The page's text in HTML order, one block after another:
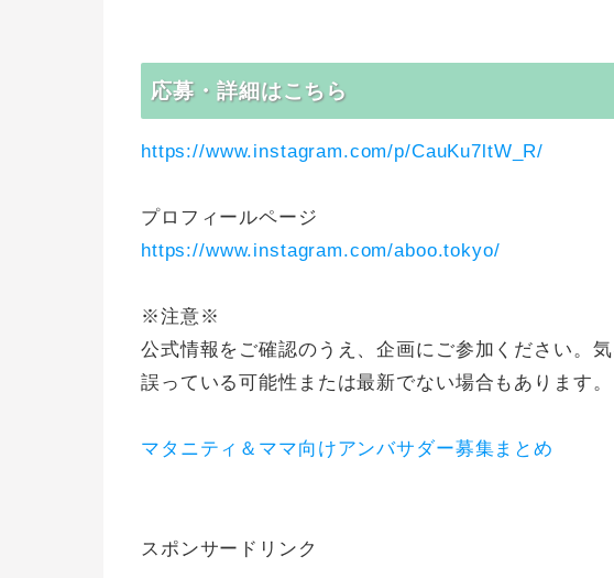
応募・詳細はこちら
https://www.instagram.com/p/CauKu7ltW_R/
プロフィールページ
https://www.instagram.com/aboo.tokyo/
※注意※
公式情報をご確認のうえ、企画にご参加ください。
誤っている可能性または最新でない場合もあります。
マタニティ＆ママ向けアンバサダー募集まとめ
スポンサードリンク